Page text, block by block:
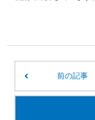
前の記事